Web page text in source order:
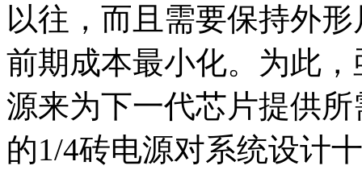
以往，而且需要保持外
前期成本最小化。为此
源来为下一代芯片提供
的1/4砖电源对系统设计